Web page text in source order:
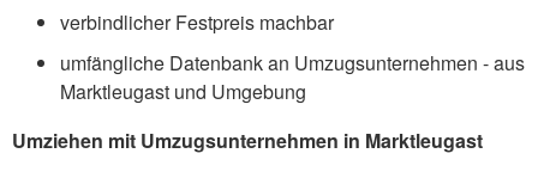
verbindlicher Festpreis machbar
umfängliche Datenbank an Umzugsunternehmen - aus
Marktleugast und Umgebung
Umziehen mit Umzugsunternehmen in Marktleugast